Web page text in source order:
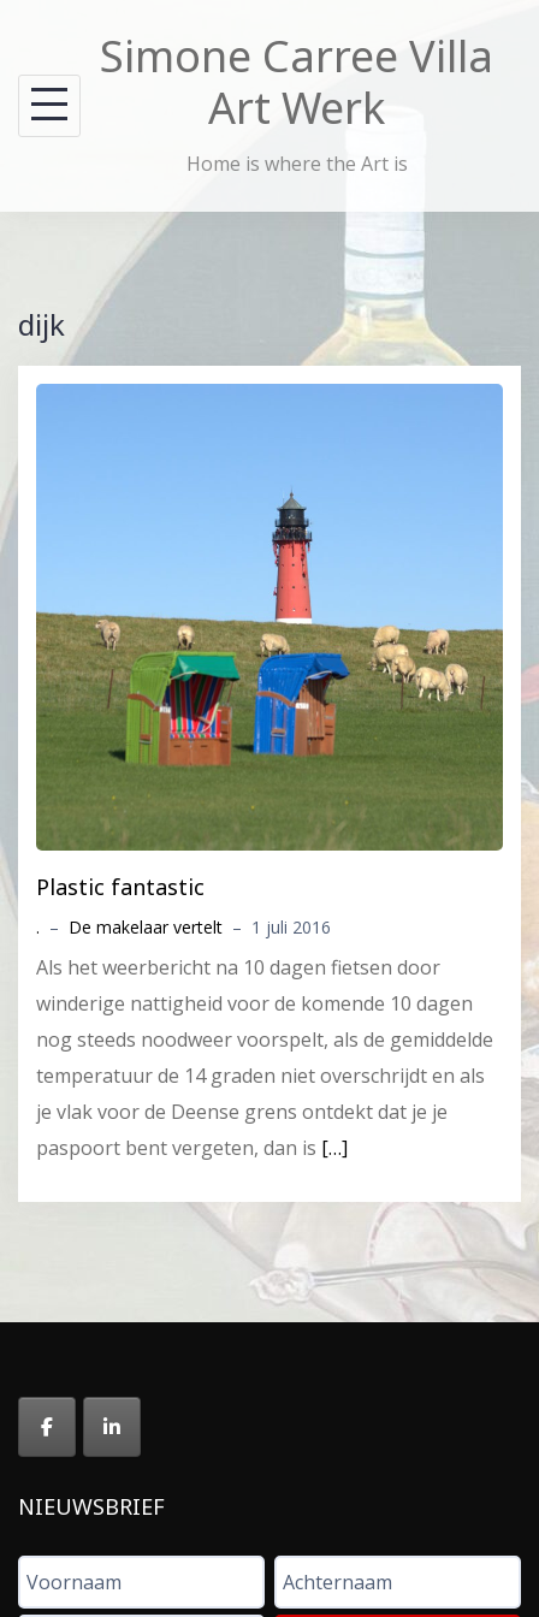
content
Simone Carree Villa
Art Werk
Home is where the Art is
dijk
Plastic fantastic
. – De makelaar vertelt – 1 juli 2016
Als het weerbericht na 10 dagen fietsen door
winderige nattigheid voor de komende 10 dagen
nog steeds noodweer voorspelt, als de gemiddelde
temperatuur de 14 graden niet overschrijdt en als
je vlak voor de Deense grens ontdekt dat je je
paspoort bent vergeten, dan is […]
NIEUWSBRIEF